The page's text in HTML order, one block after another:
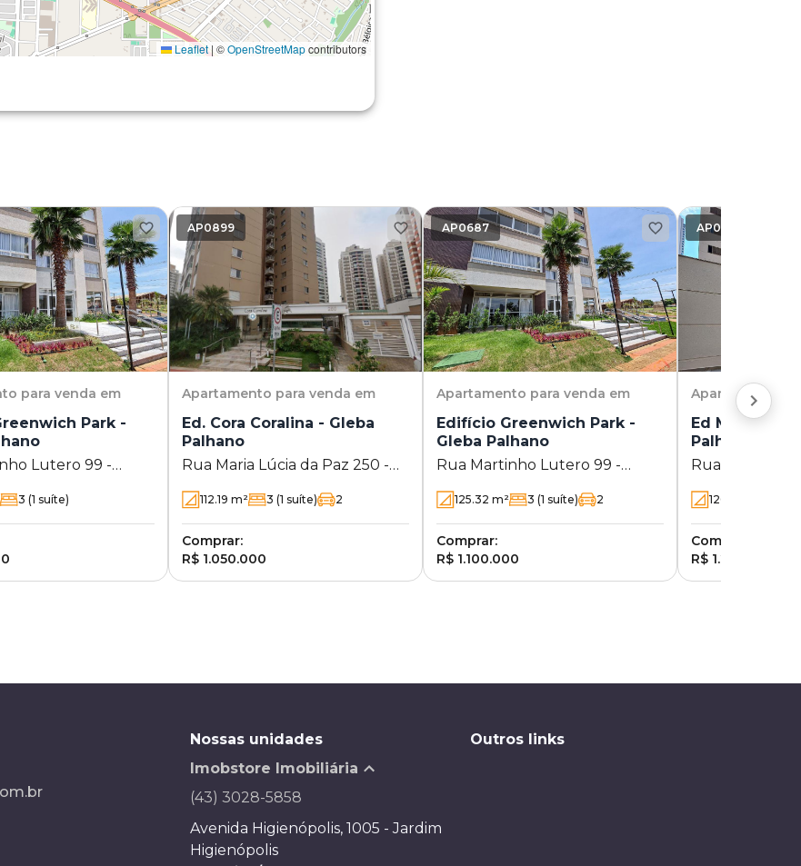
Leaflet|©OpenStreetMapcontributors
para venda em
Park -
Lutero 99 -
3 (1 suíte)
AP0899
Apartamento para venda em
Ed. Cora Coralina - Gleba
Palhano
Rua Maria Lúcia da Paz 250 -
112.19 m² 3 (1 suíte) 2
Comprar:
R$ 1.050.000
AP0687
Apartamento para venda em
Edifício Greenwich Park -
Gleba Palhano
Rua Martinho Lutero 99 -
125.32 m² 3 (1 suíte) 2
Comprar:
R$ 1.100.000
AP0519
Apartamento
Ed Maison
Palhano
Rua João
120
Comprar:
R$ 1.200.000
Nossas unidades
Imobstore Imobiliária
(43) 3028-5858
Avenida Higienópolis, 1005 - Jardim
Higienópolis
Outros links